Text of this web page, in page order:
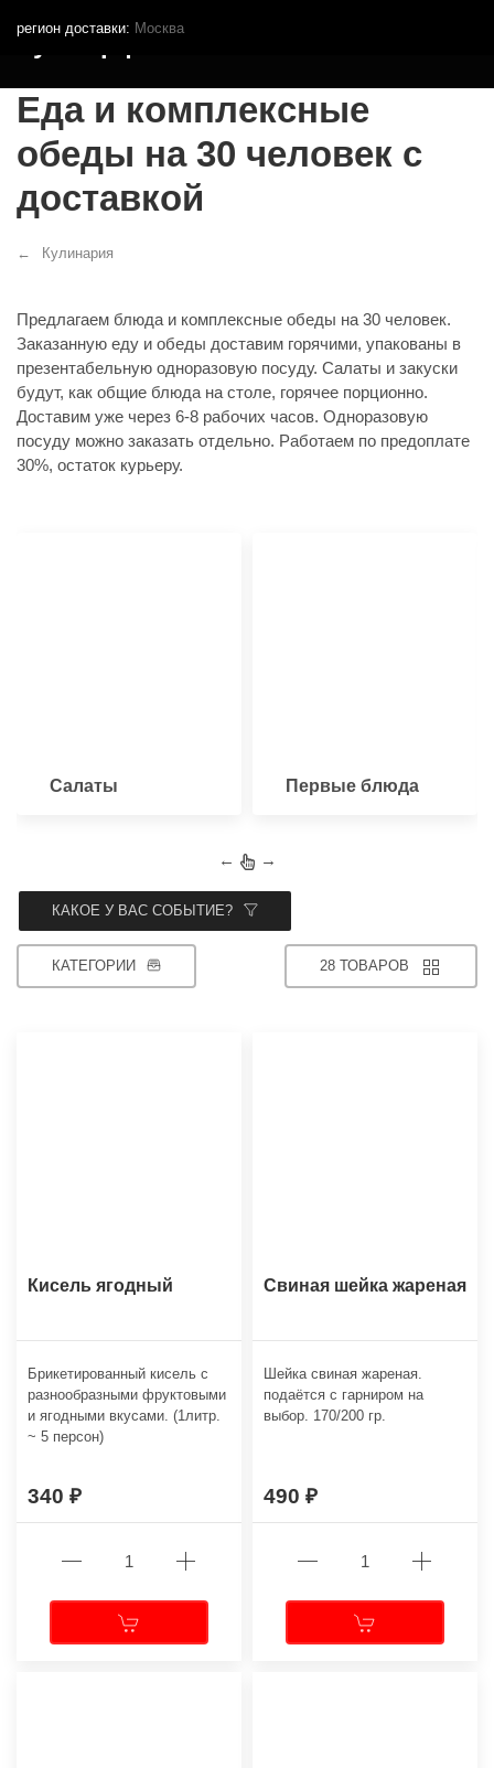
регион доставки: Москва
Кутья.рф
Еда и комплексные
обеды на 30 человек с
доставкой
Кулинария
Предлагаем блюда и комплексные обеды на 30 человек.
Заказанную еду и обеды доставим горячими, упакованы в
презентабельную одноразовую посуду. Салаты и закуски
будут, как общие блюда на столе, горячее порционно.
Доставим уже через 6-8 рабочих часов. Одноразовую
посуду можно заказать отдельно. Работаем по предоплате
30%, остаток курьеру.
Салаты Первые блюда
← →
КАКОЕ У ВАС СОБЫТИЕ?
КАТЕГОРИИ 28 ТОВАРОВ
Кисель ягодный
Брикетированный кисель с
разнообразными фруктовыми
и ягодными вкусами. (1литр.
~ 5 персон)
340
Свиная шейка жареная
Шейка свиная жареная.
подаётся с гарниром на
выбор. 170/200 гр.
490